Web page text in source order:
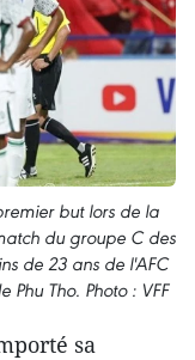
but lors de la
du groupe C des
de 23 ans de l'AFC
Tho. Photo : VFF
sa